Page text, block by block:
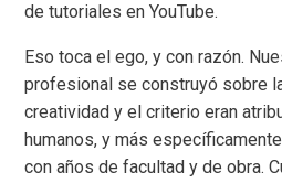
de tutoriales en YouTube.
Eso toca el ego, y con razón.
profesional se construyó sobre
creatividad y el criterio eran
humanos, y más
con años de facultad y de obra.